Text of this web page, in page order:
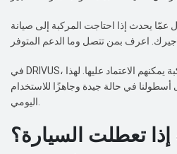
عمّا يحدث إذا احتاجت المركبة إلى صيانة
في DRIVUS، ندرك أن العملاء يريدون مركبة يمكنهم الاعتماد عليها. لهذا
في حالة جيدة وجاهزًا للاستخدام
اليومي.
تعطلت السيارة؟